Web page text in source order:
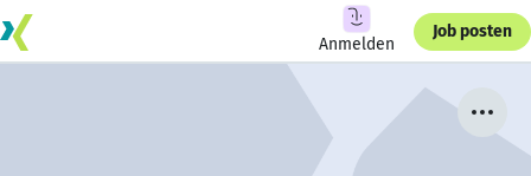
Anmelden
Job posten